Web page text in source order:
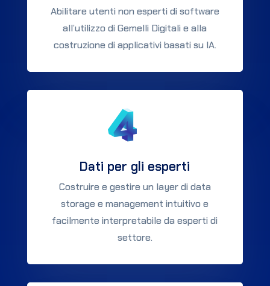
Abilitare utenti non esperti di software
all’utilizzo di Gemelli Digitali e alla
costruzione di applicativi basati su IA.
Dati per gli esperti
Costruire e gestire un layer di data
storage e management intuitivo e
facilmente interpretabile da esperti di
settore.